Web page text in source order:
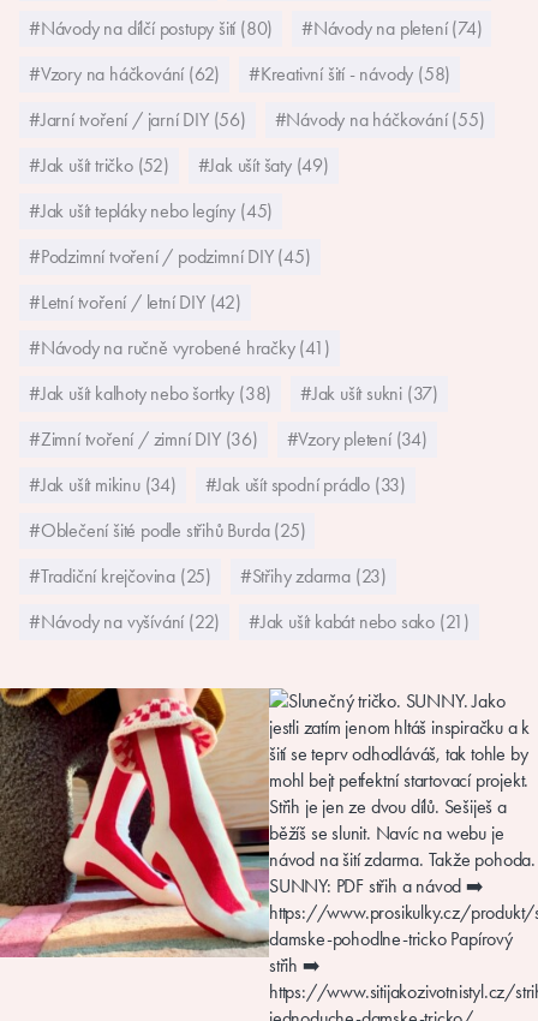
#Návody na dílčí postupy šití (80)
#Návody na pletení (74)
#Vzory na háčkování (62)
#Kreativní šití - návody (58)
#Jarní tvoření / jarní DIY (56)
#Návody na háčkování (55)
#Jak ušít tričko (52)
#Jak ušít šaty (49)
#Jak ušít tepláky nebo legíny (45)
#Podzimní tvoření / podzimní DIY (45)
#Letní tvoření / letní DIY (42)
#Návody na ručně vyrobené hračky (41)
#Jak ušít kalhoty nebo šortky (38)
#Jak ušít sukni (37)
#Zimní tvoření / zimní DIY (36)
#Vzory pletení (34)
#Jak ušít mikinu (34)
#Jak ušít spodní prádlo (33)
#Oblečení šité podle střihů Burda (25)
#Tradiční krejčovina (25)
#Střihy zdarma (23)
#Návody na vyšívání (22)
#Jak ušít kabát nebo sako (21)